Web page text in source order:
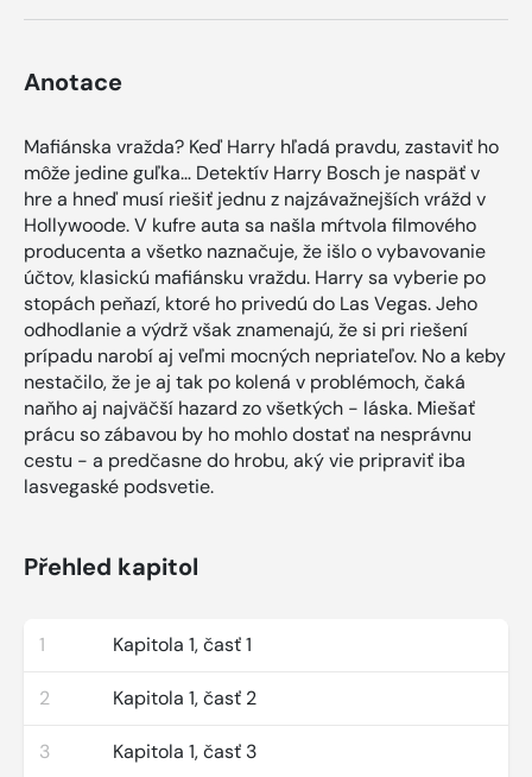
Anotace
Mafiánska vražda? Keď Harry hľadá pravdu, zastaviť ho
môže jedine guľka… Detektív Harry Bosch je naspäť v
hre a hneď musí riešiť jednu z najzávažnejších vrážd v
Hollywoode. V kufre auta sa našla mŕtvola filmového
producenta a všetko naznačuje, že išlo o vybavovanie
účtov, klasickú mafiánsku vraždu. Harry sa vyberie po
stopách peňazí, ktoré ho privedú do Las Vegas. Jeho
odhodlanie a výdrž však znamenajú, že si pri riešení
prípadu narobí aj veľmi mocných nepriateľov. No a keby
nestačilo, že je aj tak po kolená v problémoch, čaká
naňho aj najväčší hazard zo všetkých - láska. Miešať
prácu so zábavou by ho mohlo dostať na nesprávnu
cestu - a predčasne do hrobu, aký vie pripraviť iba
lasvegaské podsvetie.
Přehled kapitol
1 Kapitola 1, časť 1
2 Kapitola 1, časť 2
3 Kapitola 1, časť 3